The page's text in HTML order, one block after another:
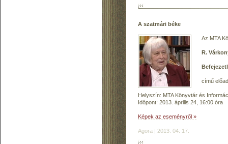
A szatmári béke
Az MTA
R.
című
Helyszín: MTA Könyvtár és
Időpont: 2013. április 24, 16:00 óra
Képek az eseményről »
Agora | 2013. 04. 17.